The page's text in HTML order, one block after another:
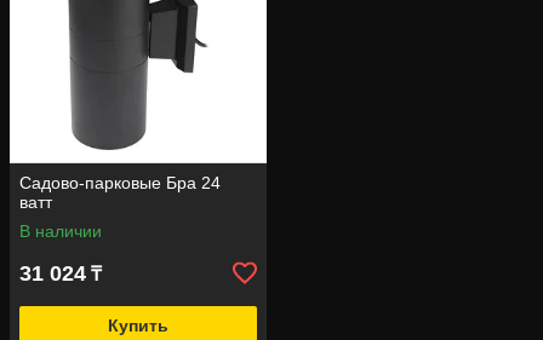
Садово-парковые Бра 24
ватт
В наличии
31 024 ₸
Купить